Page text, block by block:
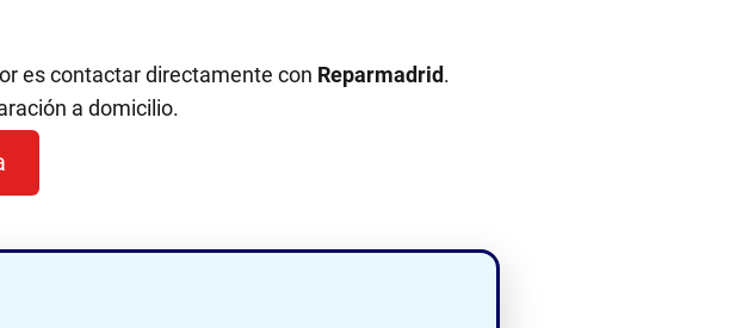
es contactar directamente con Reparmadrid.
a domicilio.